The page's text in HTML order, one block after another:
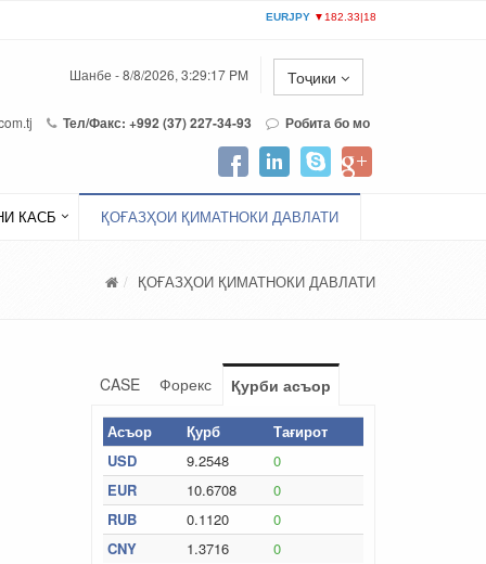
Шанбе - 8/8/2026, 3:29:17 PM Тоҷики
Тел/Факс: +992 (37) 227-34-93 Робита бо мо
КАСБ ҚОҒАЗҲОИ ҚИМАТНОКИ ДАВЛАТИ
ҚОҒАЗҲОИ ҚИМАТНОКИ ДАВЛАТИ
CASE Форекс Қурби асъор
Асъор Қурб
Тағирот
USD
9.2548
0
EUR
10.6708
0
RUB
0.1120
0
CNY
1.3716 0